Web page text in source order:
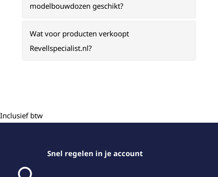
modelbouwdozen geschikt?
Wat voor producten verkoopt
Revellspecialist.nl?
Inclusief btw
Snel regelen in je account